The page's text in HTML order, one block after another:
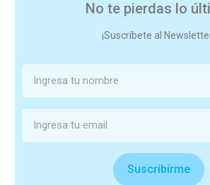
No te pierdas lo
¡Suscríbete al
Suscribirme